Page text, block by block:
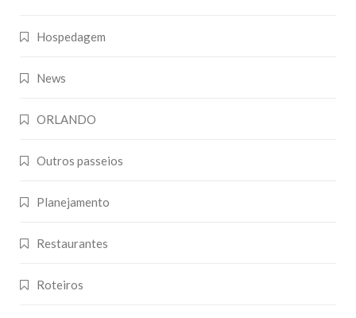
Hospedagem
News
ORLANDO
Outros passeios
Planejamento
Restaurantes
Roteiros